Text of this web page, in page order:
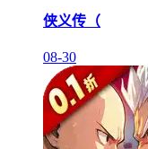
侠义传（
08-30